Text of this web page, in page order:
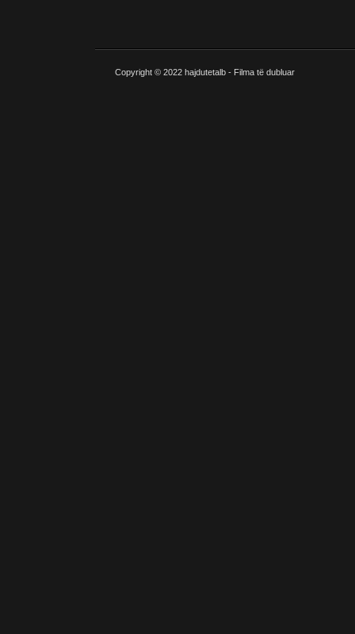
Copyright © 2022 hajdutetalb - Filma të dubluar